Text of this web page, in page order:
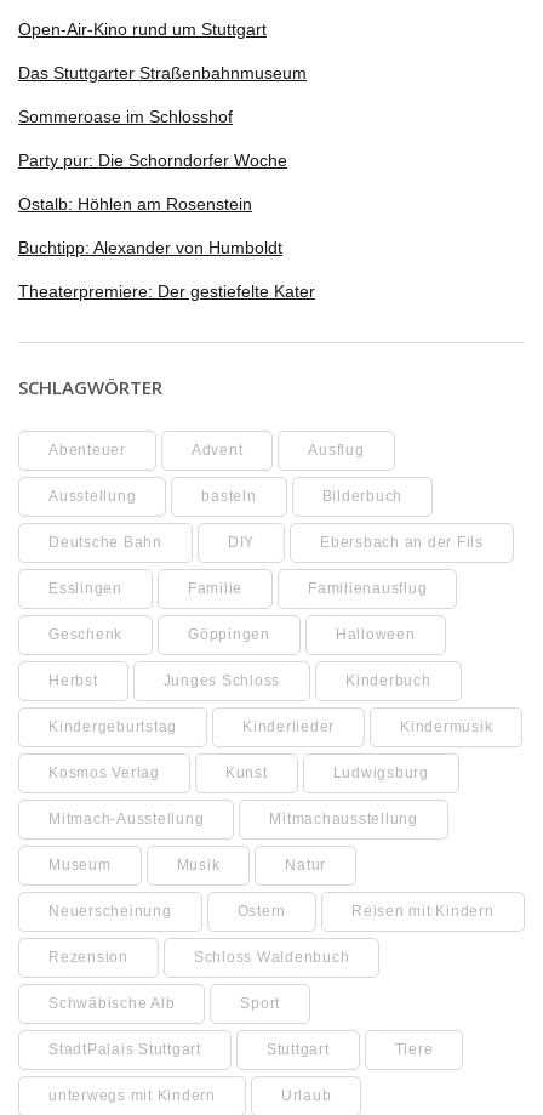
Open-Air-Kino rund um Stuttgart
Das Stuttgarter Straßenbahnmuseum
Sommeroase im Schlosshof
Party pur: Die Schorndorfer Woche
Ostalb: Höhlen am Rosenstein
Buchtipp: Alexander von Humboldt
Theaterpremiere: Der gestiefelte Kater
SCHLAGWÖRTER
Abenteuer Advent Ausflug
Ausstellung basteln Bilderbuch
Deutsche Bahn DIY Ebersbach an der Fils
Esslingen Familie Familienausflug
Geschenk Göppingen Halloween
Herbst Junges Schloss Kinderbuch
Kindergeburtstag Kinderlieder Kindermusik
Kosmos Verlag Kunst Ludwigsburg
Mitmach-Ausstellung Mitmachausstellung
Museum Musik Natur
Neuerscheinung Ostern Reisen mit Kindern
Rezension Schloss Waldenbuch
Schwäbische Alb Sport
StadtPalais Stuttgart Stuttgart Tiere
unterwegs mit Kindern Urlaub